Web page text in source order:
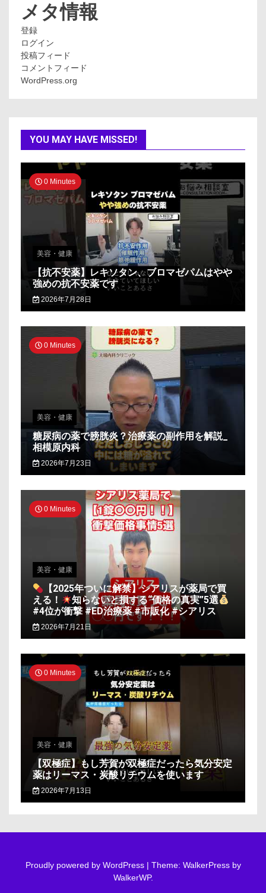
メタ情報
登録
ログイン
投稿フィード
コメントフィード
WordPress.org
YOU MAY HAVE MISSED!
0 Minutes
美容・健康
【抗不安薬】レキソタン、ブロマゼパムはやや
強めの抗不安薬です
2026年7月28日
0 Minutes
美容・健康
糖尿病の薬で膀胱炎？治療薬の副作用を解説_
相模原内科
2026年7月23日
0 Minutes
美容・健康
【2025年ついに解禁】シアリスが薬局で買
える！
知らないと損する“価格の真実”5選
#4位が衝撃 #ED治療薬 #市販化 #シアリス
2026年7月21日
0 Minutes
美容・健康
【双極症】もし芳賀が双極症だったら気分安定
薬はリーマス・炭酸リチウムを使います
2026年7月13日
Proudly powered by WordPress | Theme: WalkerPress by
WalkerWP.